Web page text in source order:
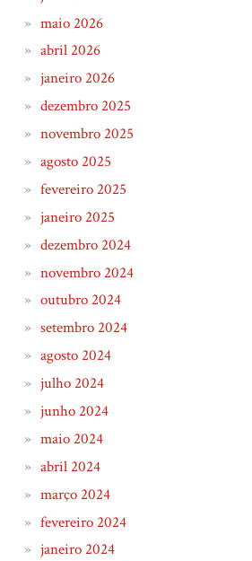
maio 2026
abril 2026
janeiro 2026
dezembro 2025
novembro 2025
agosto 2025
fevereiro 2025
janeiro 2025
dezembro 2024
novembro 2024
outubro 2024
setembro 2024
agosto 2024
julho 2024
junho 2024
maio 2024
abril 2024
março 2024
fevereiro 2024
janeiro 2024